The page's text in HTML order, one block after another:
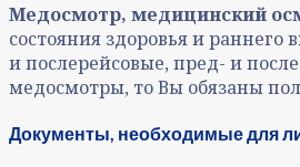
Медосмотр, медицинский
состояния здоровья и
и послерейсовые, пред- и
медосмотры, то Вы обязаны
Документы, необходимые для